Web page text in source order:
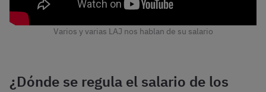
Varios y varias LAJ nos hablan de su salario
¿Dónde se regula el salario de los